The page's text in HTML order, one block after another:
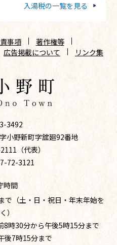
入湯税の一覧を見る
事項
著作権等
広告掲載について リンク集
3492
小野新町字舘廻92番地
（代表）
72-3121
時間
で（土・日・祝日・年末年始を
）
8時30分から午後5時15分まで
後7時15分まで